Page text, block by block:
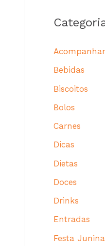
Bebidas
Biscoitos
Bolos
Carnes
Dicas
Dietas
Doces
Drinks
Entradas
Festa Junina